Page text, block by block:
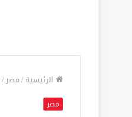
الرئيسية/مصر/
مصر